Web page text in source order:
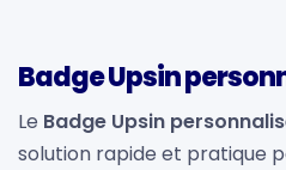
Badge Upsin
Le Badge Upsin
solution rapide et pratique